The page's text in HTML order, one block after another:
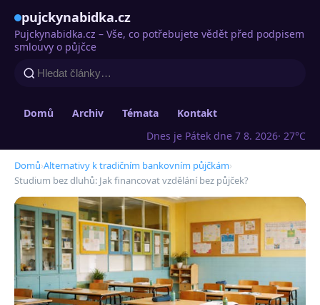
pujckynabidka.cz
Pujckynabidka.cz – Vše, co potřebujete vědět před podpisem
smlouvy o půjčce
Domů Archiv Témata
Kontakt
Dnes je Pátek dne 7 8. 2026· 27°C
Domů›Alternativy k tradičním bankovním půjčkám›
Studium bez dluhů: Jak financovat vzdělání bez půjček?